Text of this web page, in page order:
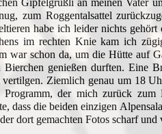
zum Roggentalsattel
habe ich leider nichts gehört
im rechten Knie kam ich
war schon da, um die Hütte auf
genießen durften. Eine
Ziemlich genau um 18
Programm, der mich zurück
dass die beiden einzigen
dort gemachten Fotos scharf und